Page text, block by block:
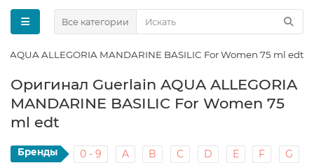
Все категории
AQUA ALLEGORIA MANDARINE BASILIC For Women 75 ml edt
Оригинал Guerlain AQUA ALLEGORIA
MANDARINE BASILIC For Women 75
ml edt
Бренды 0 - 9 A B C D E F
G